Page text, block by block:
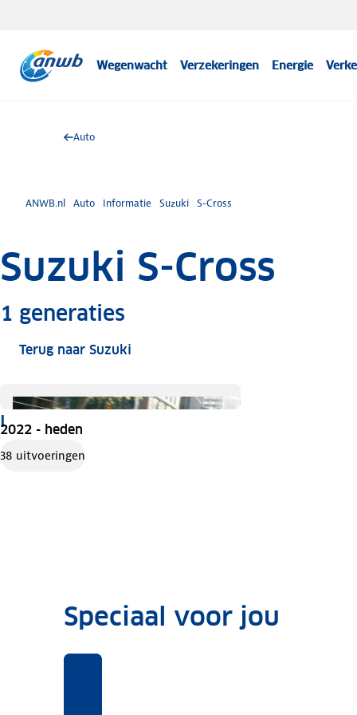
Wegenwacht Verzekeringen Energie
Auto
ANWB.nl Auto Informatie Suzuki S-Cross
Suzuki S-Cross
1 generaties
Terug naar Suzuki
I
2022 - heden
38 uitvoeringen
Speciaal voor jou